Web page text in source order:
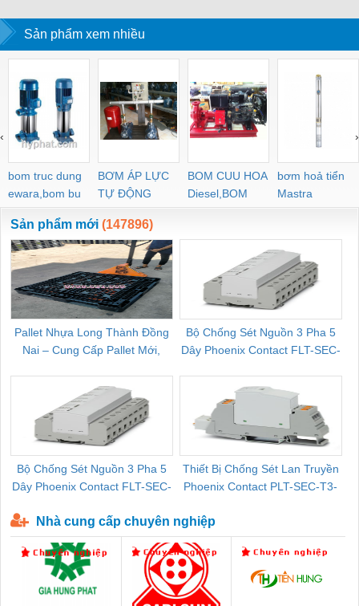
Sản phẩm xem nhiều
bom truc dung
ewara,bom bu
ewara
BƠM ÁP LỰC
TỰ ĐỘNG
BOM CUU HOA
Diesel,BOM
CHUA CHAY
bơm hoả tiển
Mastra
‹ ›
Sản phẩm mới (147896)
Pallet Nhựa Long Thành Đồng
Nai – Cung Cấp Pallet Mới,
Bộ Chống Sét Nguồn 3 Pha 5
Dây Phoenix Contact FLT-SEC-
Bộ Chống Sét Nguồn 3 Pha 5
Dây Phoenix Contact FLT-SEC-
Thiết Bị Chống Sét Lan Truyền
Phoenix Contact PLT-SEC-T3-
Nhà cung cấp chuyên nghiệp